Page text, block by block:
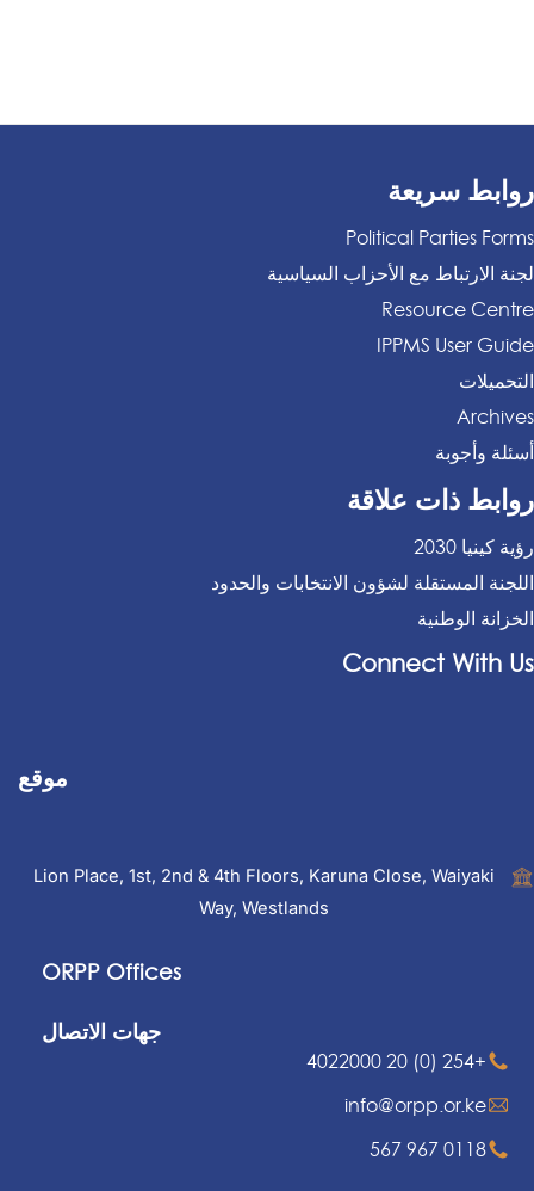
روابط سريعة
Political Parties Forms
لجنة الارتباط مع الأحزاب السياسية
Resource Centre
IPPMS User Guide
التحميلات
Archives
أسئلة وأجوبة
روابط ذات علاقة
رؤية كينيا 2030
اللجنة المستقلة لشؤون الانتخابات والحدود
الخزانة الوطنية
Connect With Us
موقع
Lion Place, 1st, 2nd & 4th Floors, Karuna Close, Waiyaki
Way, Westlands
ORPP Offices
جهات الاتصال
+254 (0) 20 4022000
info@orpp.or.ke
0118 967 567